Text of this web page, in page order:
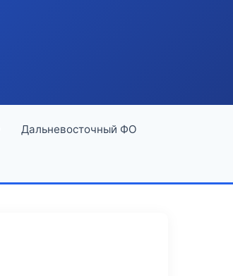
Дальневосточный ФО